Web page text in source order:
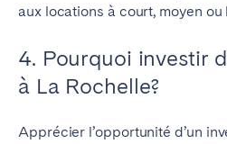
aux locations à court, moyen
4. Pourquoi investir
à La Rochelle?
Apprécier l’opportunité d’un